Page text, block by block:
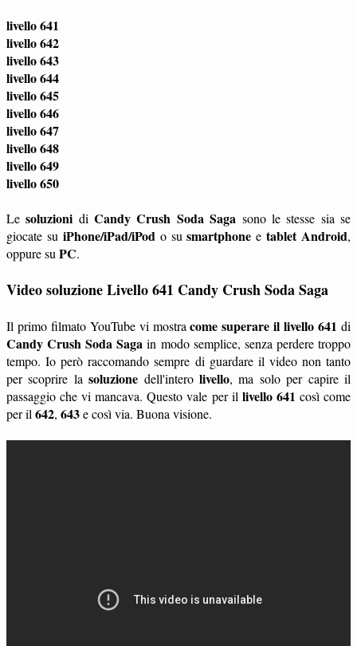
livello 641
livello 642
livello 643
livello 644
livello 645
livello 646
livello 647
livello 648
livello 649
livello 650
Lesoluzioni diCandy Crush Soda Saga sono le stesse sia se
giocate su iPhone/iPad/iPod o susmartphone etablet Android,
oppure su PC.
Video soluzione Livello 641 Candy Crush Soda Saga
Il primo filmato YouTube vi mostracome superare il livello 641 di
Candy Crush Soda Saga in modo semplice, senza perdere troppo
tempo. Io però raccomando sempre di guardare il video non tanto
per scoprire lasoluzione dell'interolivello, ma solo per capire il
passaggio che vi mancava. Questo vale per il livello 641 così come
per il 642, 643e così via. Buona visione.